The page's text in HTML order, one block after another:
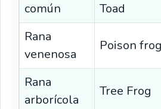
común
Toad
Rana
venenosa
Poison frog
Rana
arborícola
Tree Frog